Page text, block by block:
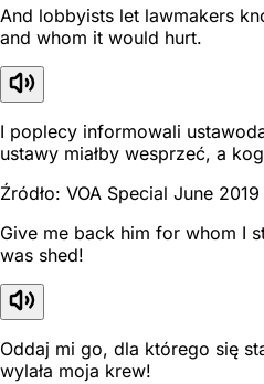
And lobbyists let lawmakers
and whom it would hurt.
I poplecy informowali
ustawy miałby wesprzeć, a
Źródło: VOA Special June
Give me back him for whom I
was shed!
Oddaj mi go, dla którego się
wylała moja krew!